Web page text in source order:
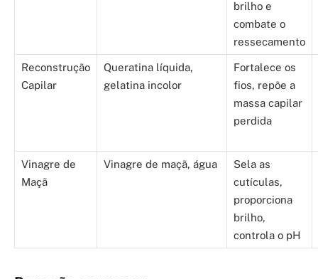
brilho e
combate o
ressecamento
Reconstrução
Capilar
Queratina líquida,
gelatina incolor
Fortalece os
fios, repõe a
massa capilar
perdida
Vinagre de
Maçã
Vinagre de maçã, água
Sela as
cutículas,
proporciona
brilho,
controla o pH